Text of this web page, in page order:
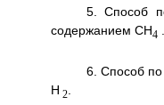
5. Способ
содержанием СН4
6. Способ по
Н 2.